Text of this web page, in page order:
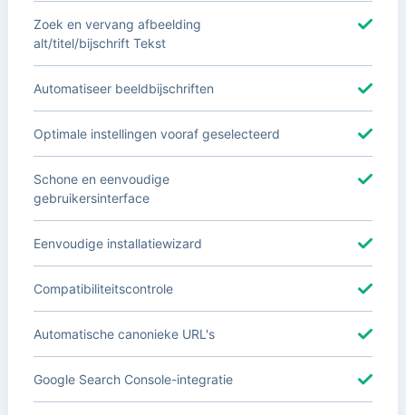
Zoek en vervang afbeelding
alt/titel/bijschrift Tekst
Automatiseer beeldbijschriften
Optimale instellingen vooraf geselecteerd
Schone en eenvoudige
gebruikersinterface
Eenvoudige installatiewizard
Compatibiliteitscontrole
Automatische canonieke URL's
Google Search Console-integratie